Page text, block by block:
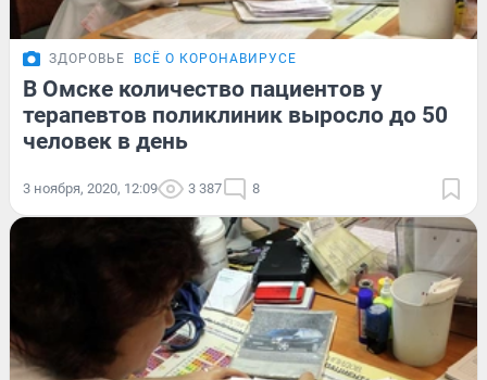
ЗДОРОВЬЕ ВСЁ О КОРОНАВИРУСЕ
В Омске количество пациентов у
терапевтов поликлиник выросло до 50
человек в день
3 ноября, 2020, 12:09 3 387 8